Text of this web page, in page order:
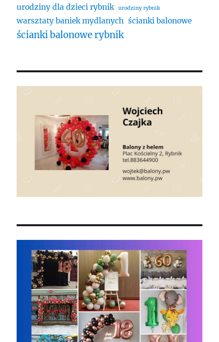
urodziny dla dzieci rybnik urodziny rybnik
warsztaty baniek mydlanych ścianki balonowe
ścianki balonowe rybnik